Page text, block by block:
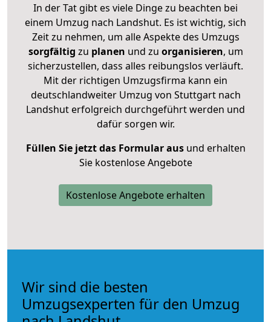
In der Tat gibt es viele Dinge zu beachten bei
einem Umzug nach Landshut. Es ist wichtig, sich
Zeit zu nehmen, um alle Aspekte des Umzugs
sorgfältig zu planen und zu organisieren, um
sicherzustellen, dass alles reibungslos verläuft.
Mit der richtigen Umzugsfirma kann ein
deutschlandweiter Umzug von Stuttgart nach
Landshut erfolgreich durchgeführt werden und
dafür sorgen wir.
Füllen Sie jetzt das Formular ausund erhalten
Sie kostenlose Angebote
Kostenlose Angebote erhalten
Wir sind die besten
Umzugsexperten für den Umzug